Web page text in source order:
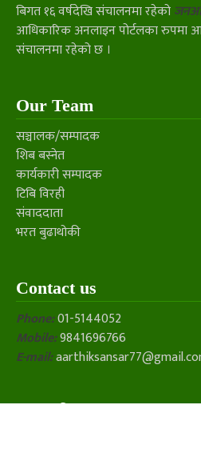
बिगत १६ वर्षदेखि संचालनमा रहेको
आधिकारिक अनलाइन पोर्टलका रुपमा
संचालनमा रहेको छ ।
Our Team
सञ्चालक/सम्पादक
शिब बस्नेत
कार्यकारी सम्पादक
टिबि विरही
संवाददाता
भरत बुढाथोकी
Contact us
Phone:01-5144052
Mobile:9841696766
E-mail: